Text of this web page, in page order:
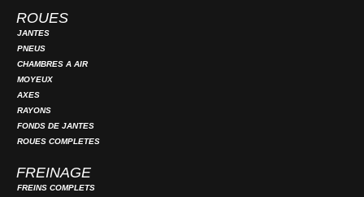
ROUES
JANTES
PNEUS
CHAMBRES A AIR
MOYEUX
AXES
RAYONS
FONDS DE JANTES
ROUES COMPLETES
FREINAGE
FREINS COMPLETS